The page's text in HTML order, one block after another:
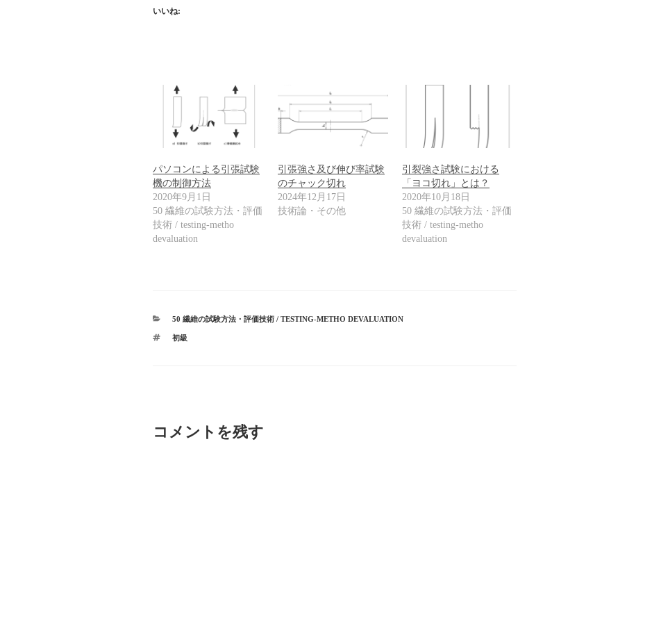
いいね:
パソコンによる引張試験
機の制御方法
2020年9月1日
50 繊維の試験方法・評価
技術 / testing-metho
devaluation
引張強さ及び伸び率試験
のチャック切れ
2024年12月17日
技術論・その他
引裂強さ試験における
「ヨコ切れ」とは？
2020年10月18日
50 繊維の試験方法・評価
技術 / testing-metho
devaluation
カ
ゴ
50 繊維の試験方法・評価技術 / TESTING-METHO DEVALUATION
タ
初級
コメントを残す